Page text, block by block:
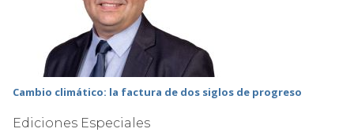
Cambio climático: la factura de dos siglos de progreso
Ediciones Especiales